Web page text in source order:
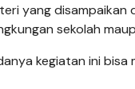
yang
sekolah
kegiatan ini